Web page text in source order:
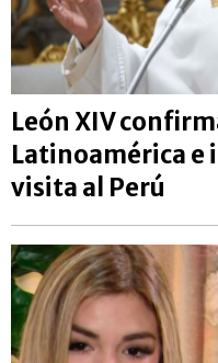
León XIV
Latinoamérica e
visita al Perú